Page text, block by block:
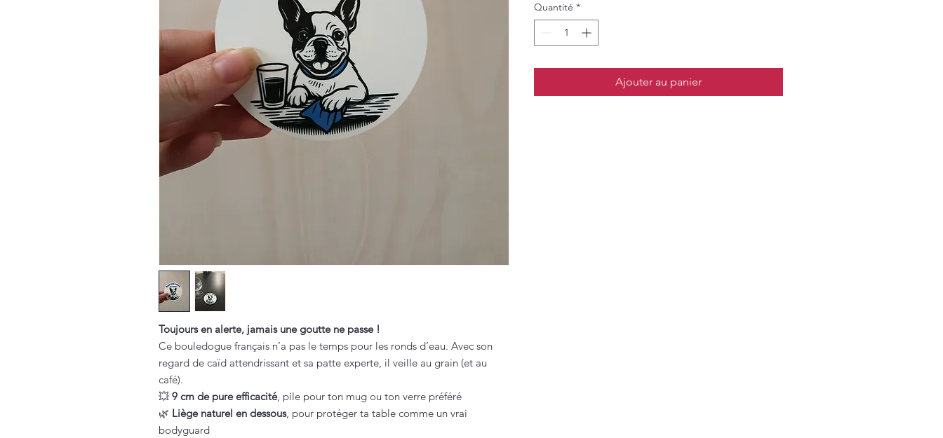
Toujours en alerte, jamais une goutte ne passe !
Ce bouledogue français n’a pas le temps pour les ronds d’eau. Avec son
regard de caïd attendrissant et sa patte experte, il veille au grain (et au
café).
💥 9 cm de pure efficacité, pile pour ton mug ou ton verre préféré
🌿 Liège naturel en dessous, pour protéger ta table comme un vrai
bodyguard
Quantité *
Ajouter au panier